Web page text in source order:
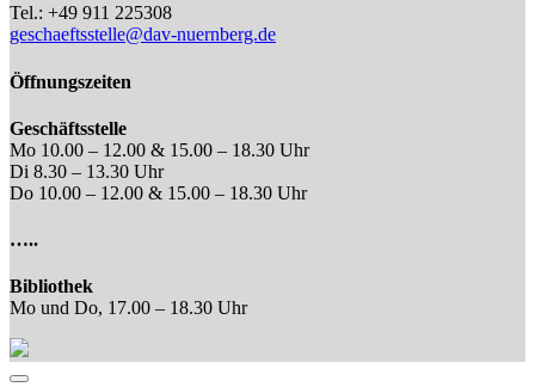
Tel.: +49 911 225308
geschaeftsstelle@dav-nuernberg.de
Öffnungszeiten
Geschäftsstelle
Mo 10.00 – 12.00 & 15.00 – 18.30 Uhr
Di 8.30 – 13.30 Uhr
Do 10.00 – 12.00 & 15.00 – 18.30 Uhr
…..
Bibliothek
Mo und Do, 17.00 – 18.30 Uhr